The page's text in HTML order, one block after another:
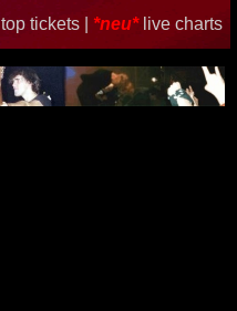
top tickets | *neu* live charts